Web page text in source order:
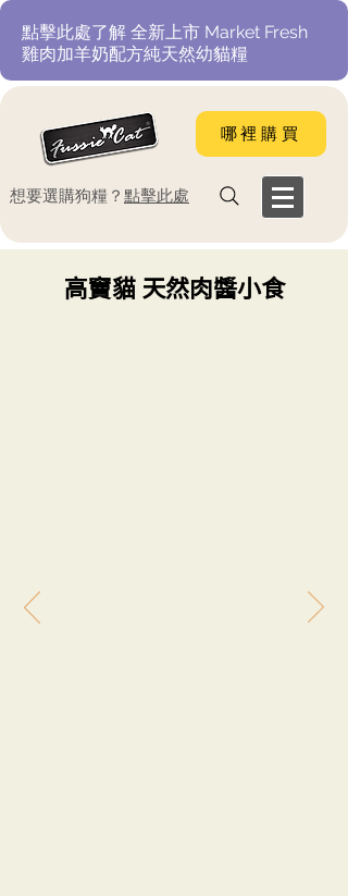
​點擊此處了解 全新上市 Market Fresh
雞肉加羊奶配方純天然幼貓糧
哪裡購買
​想要選購狗糧？ 點擊此處
高竇貓 天然肉醬小食